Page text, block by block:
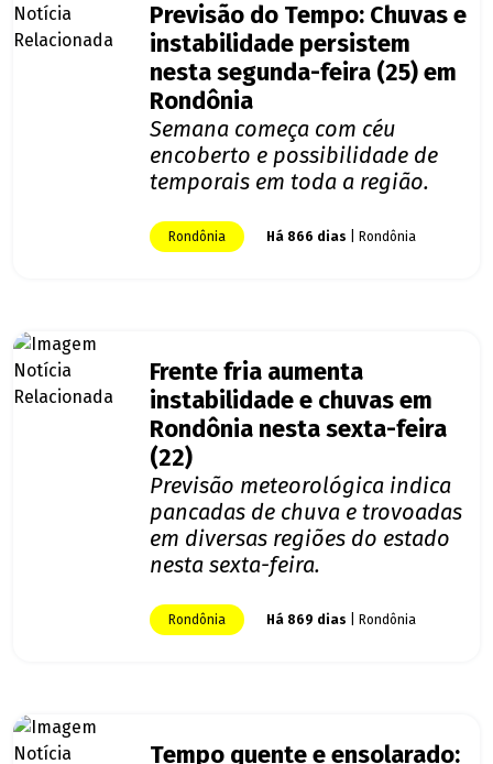
Previsão do Tempo: Chuvas e
instabilidade persistem
nesta segunda-feira (25) em
Rondônia
Semana começa com céu
encoberto e possibilidade de
temporais em toda a região.
Rondônia Há 866 dias | Rondônia
Frente fria aumenta
instabilidade e chuvas em
Rondônia nesta sexta-feira
(22)
Previsão meteorológica indica
pancadas de chuva e trovoadas
em diversas regiões do estado
nesta sexta-feira.
Rondônia Há 869 dias | Rondônia
Tempo quente e ensolarado: